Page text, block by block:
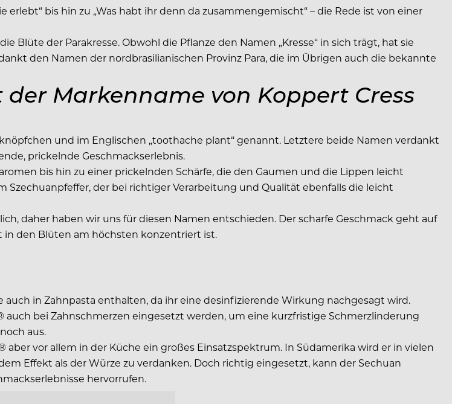
erlebt“ bis hin zu „Was habt ihr denn da zusammengemischt“ – die Rede ist von einer
Blüte der Parakresse. Obwohl die Pflanze den Namen „Kresse“ in sich trägt, hat sie
den Namen der nordbrasilianischen Provinz Para, die im Übrigen auch die bekannte
Markenname von Koppert Cress
und im Englischen „toothache plant“ genannt. Letztere beide Namen verdankt
prickelnde Geschmackserlebnis.
bis hin zu einer prickelnden Schärfe, die den Gaumen und die Lippen leicht
der bei richtiger Verarbeitung und Qualität ebenfalls die leicht
daher haben wir uns für diesen Namen entschieden. Der scharfe Geschmack geht auf
den Blüten am höchsten konzentriert ist.
in Zahnpasta enthalten, da ihr eine desinfizierende Wirkung nachgesagt wird.
bei Zahnschmerzen eingesetzt werden, um eine kurzfristige Schmerzlinderung
aus.
vor allem in der Küche ein großes Einsatzspektrum. In Südamerika wird er in vielen
Effekt als der Würze zu verdanken. Doch richtig eingesetzt, kann der Sechuan
hervorrufen.